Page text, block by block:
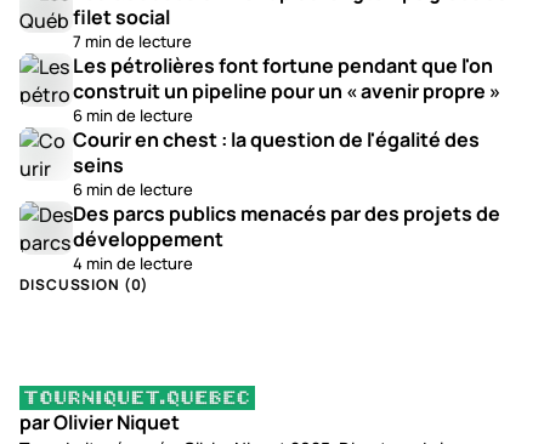
filet social
7 min de lecture
Les pétrolières font fortune pendant que l'on
construit un pipeline pour un « avenir propre »
6 min de lecture
Courir en chest : la question de l'égalité des
seins
6 min de lecture
Des parcs publics menacés par des projets de
développement
4 min de lecture
DISCUSSION (0)
par Olivier Niquet